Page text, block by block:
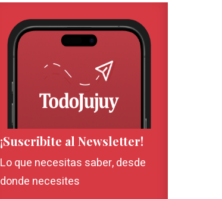
¡Suscribite al Newsletter!
Lo que necesitas saber, desde
donde necesites